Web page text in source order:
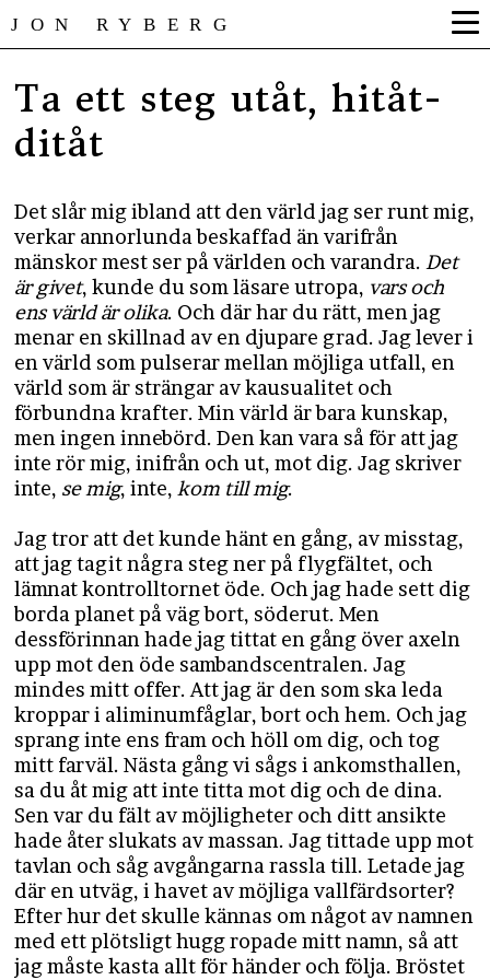
JON RYBERG
Ta ett steg utåt, hitåt-
ditåt
Det slår mig ibland att den värld jag ser runt mig,
verkar annorlunda beskaffad än varifrån
mänskor mest ser på världen och varandra. Det
är givet, kunde du som läsare utropa, vars och
ens värld är olika. Och där har du rätt, men jag
menar en skillnad av en djupare grad. Jag lever i
en värld som pulserar mellan möjliga utfall, en
värld som är strängar av kausualitet och
förbundna krafter. Min värld är bara kunskap,
men ingen innebörd. Den kan vara så för att jag
inte rör mig, inifrån och ut, mot dig. Jag skriver
inte, se mig, inte, kom till mig.
Jag tror att det kunde hänt en gång, av misstag,
att jag tagit några steg ner på flygfältet, och
lämnat kontrolltornet öde. Och jag hade sett dig
borda planet på väg bort, söderut. Men
dessförinnan hade jag tittat en gång över axeln
upp mot den öde sambandscentralen. Jag
mindes mitt offer. Att jag är den som ska leda
kroppar i aliminumfåglar, bort och hem. Och jag
sprang inte ens fram och höll om dig, och tog
mitt farväl. Nästa gång vi sågs i ankomsthallen,
sa du åt mig att inte titta mot dig och de dina.
Sen var du fält av möjligheter och ditt ansikte
hade åter slukats av massan. Jag tittade upp mot
tavlan och såg avgångarna rassla till. Letade jag
där en utväg, i havet av möjliga vallfärdsorter?
Efter hur det skulle kännas om något av namnen
med ett plötsligt hugg ropade mitt namn, så att
jag måste kasta allt för händer och följa. Bröstet